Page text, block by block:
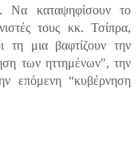
Να καταψηφίσουν το
τους κκ. Τσίπρα,
τη μια βαφτίζουν την
των ηττημένων", την
επόμενη “κυβέρνηση